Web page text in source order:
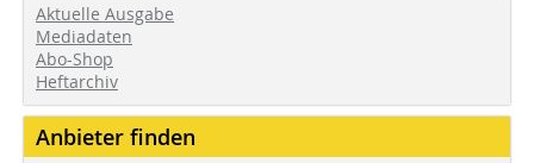
Aktuelle Ausgabe
Mediadaten
Abo-Shop
Heftarchiv
Anbieter finden